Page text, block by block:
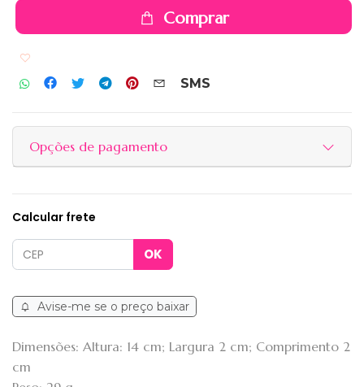
Comprar
SMS
Opções de pagamento
Calcular frete
Avise-me se o preço baixar
Dimensões: Altura: 14 cm; Largura 2 cm; Comprimento 2
cm